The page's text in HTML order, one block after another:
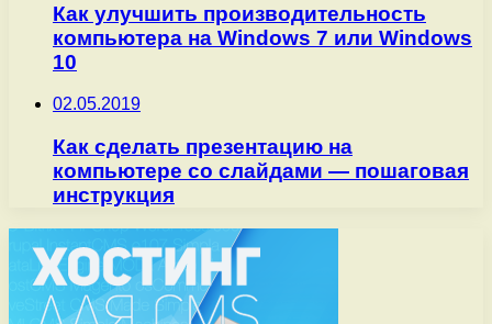
Как улучшить производительность
компьютера на Windows 7 или Windows
10
02.05.2019
Как сделать презентацию на
компьютере со слайдами — пошаговая
инструкция